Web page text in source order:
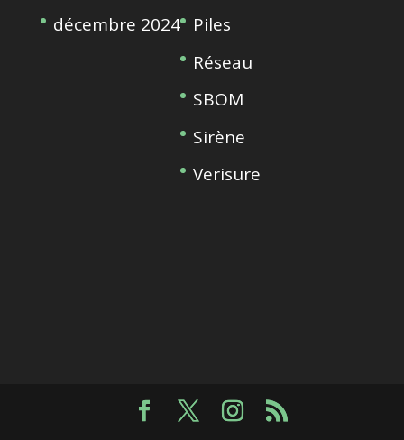
décembre 2024
Piles
Réseau
SBOM
Sirène
Verisure